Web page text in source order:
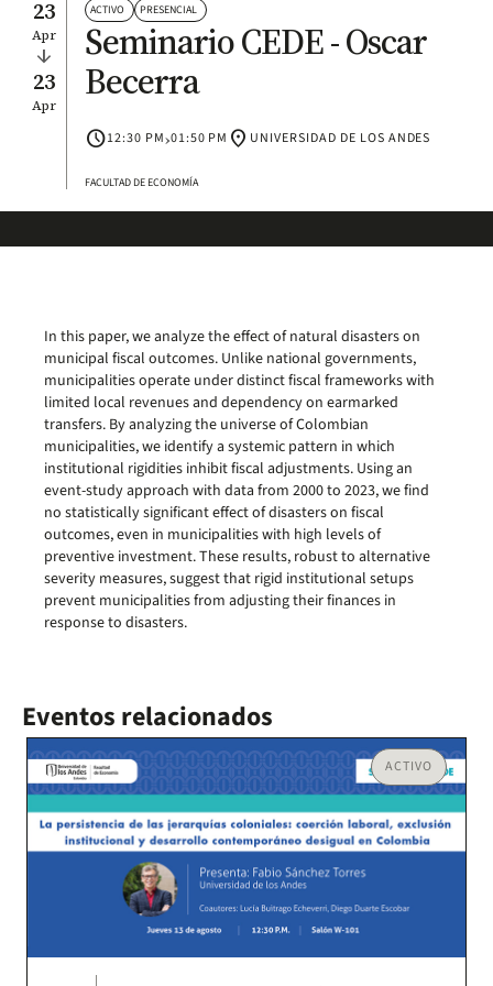
23
Apr
arrow_downward
23
Apr
ACTIVO PRESENCIAL
Seminario CEDE - Oscar
Becerra
schedule12:30 PM›01:50 PM location_on UNIVERSIDAD DE LOS ANDES
FACULTAD DE ECONOMÍA
In this paper, we analyze the effect of natural disasters on
municipal fiscal outcomes. Unlike national governments,
municipalities operate under distinct fiscal frameworks with
limited local revenues and dependency on earmarked
transfers. By analyzing the universe of Colombian
municipalities, we identify a systemic pattern in which
institutional rigidities inhibit fiscal adjustments. Using an
event-study approach with data from 2000 to 2023, we find
no statistically significant effect of disasters on fiscal
outcomes, even in municipalities with high levels of
preventive investment. These results, robust to alternative
severity measures, suggest that rigid institutional setups
prevent municipalities from adjusting their finances in
response to disasters.
Eventos relacionados
ACTIVO